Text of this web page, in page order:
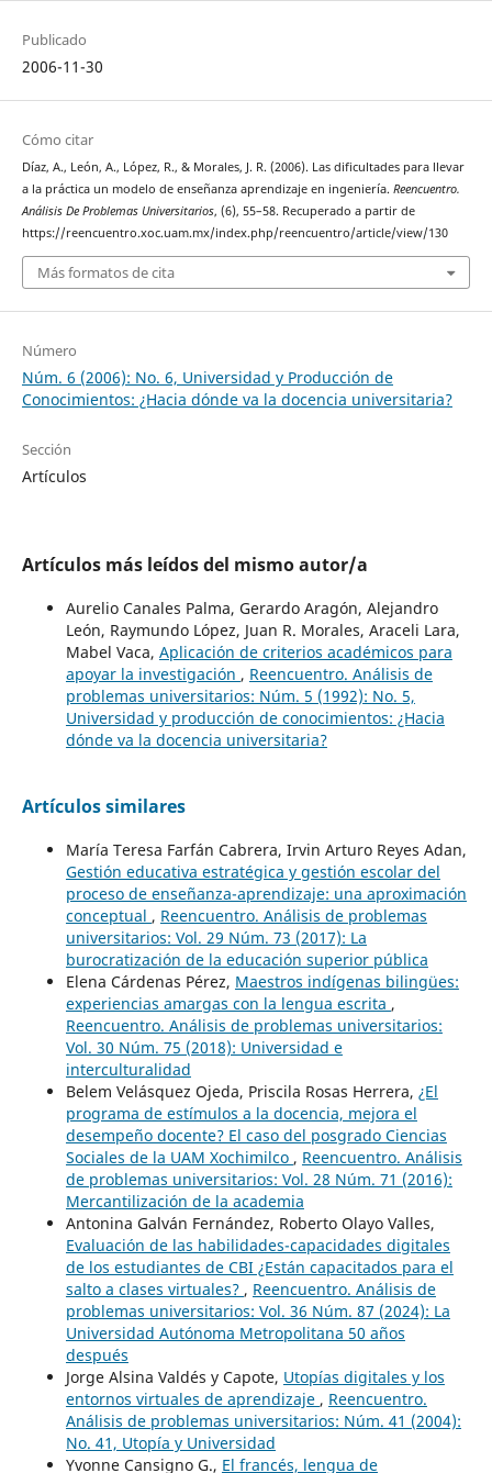
Publicado
2006-11-30
Cómo citar
Díaz, A., León, A., López, R., & Morales, J. R. (2006). Las dificultades para llevar
a la práctica un modelo de enseñanza aprendizaje en ingeniería. Reencuentro.
Análisis De Problemas Universitarios, (6), 55–58. Recuperado a partir de
https://reencuentro.xoc.uam.mx/index.php/reencuentro/article/view/130
Más formatos de cita
Número
Núm. 6 (2006): No. 6, Universidad y Producción de
Conocimientos: ¿Hacia dónde va la docencia universitaria?
Sección
Artículos
Artículos más leídos del mismo autor/a
Aurelio Canales Palma, Gerardo Aragón, Alejandro
León, Raymundo López, Juan R. Morales, Araceli Lara,
Mabel Vaca, Aplicación de criterios académicos para
apoyar la investigación , Reencuentro. Análisis de
problemas universitarios: Núm. 5 (1992): No. 5,
Universidad y producción de conocimientos: ¿Hacia
dónde va la docencia universitaria?
Artículos similares
María Teresa Farfán Cabrera, Irvin Arturo Reyes Adan,
Gestión educativa estratégica y gestión escolar del
proceso de enseñanza-aprendizaje: una aproximación
conceptual , Reencuentro. Análisis de problemas
universitarios: Vol. 29 Núm. 73 (2017): La
burocratización de la educación superior pública
Elena Cárdenas Pérez, Maestros indígenas bilingües:
experiencias amargas con la lengua escrita ,
Reencuentro. Análisis de problemas universitarios:
Vol. 30 Núm. 75 (2018): Universidad e
interculturalidad
Belem Velásquez Ojeda, Priscila Rosas Herrera, ¿El
programa de estímulos a la docencia, mejora el
desempeño docente? El caso del posgrado Ciencias
Sociales de la UAM Xochimilco , Reencuentro. Análisis
de problemas universitarios: Vol. 28 Núm. 71 (2016):
Mercantilización de la academia
Antonina Galván Fernández, Roberto Olayo Valles,
Evaluación de las habilidades-capacidades digitales
de los estudiantes de CBI ¿Están capacitados para el
salto a clases virtuales? , Reencuentro. Análisis de
problemas universitarios: Vol. 36 Núm. 87 (2024): La
Universidad Autónoma Metropolitana 50 años
después
Jorge Alsina Valdés y Capote, Utopías digitales y los
entornos virtuales de aprendizaje , Reencuentro.
Análisis de problemas universitarios: Núm. 41 (2004):
No. 41, Utopía y Universidad
Yvonne Cansigno G., El francés, lengua de